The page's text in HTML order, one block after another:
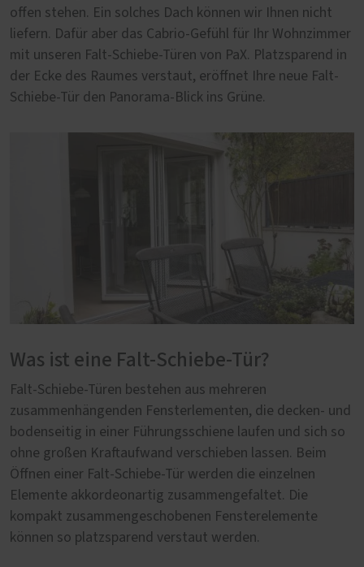
offen stehen. Ein solches Dach können wir Ihnen nicht
liefern. Dafür aber das Cabrio-Gefühl für Ihr Wohnzimmer
mit unseren Falt-Schiebe-Türen von PaX. Platzsparend in
der Ecke des Raumes verstaut, eröffnet Ihre neue Falt-
Schiebe-Tür den Panorama-Blick ins Grüne.
Was ist eine Falt-Schiebe-Tür?
Falt-Schiebe-Türen bestehen aus mehreren
zusammenhängenden Fensterlementen, die decken- und
bodenseitig in einer Führungsschiene laufen und sich so
ohne großen Kraftaufwand verschieben lassen. Beim
Öffnen einer Falt-Schiebe-Tür werden die einzelnen
Elemente akkordeonartig zusammengefaltet. Die
kompakt zusammengeschobenen Fensterelemente
können so platzsparend verstaut werden.